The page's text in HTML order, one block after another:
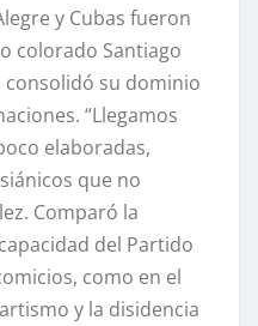
y Cubas fueron
colorado Santiago
consolidó su dominio
“Llegamos
elaboradas,
que no
Comparó la
del Partido
como en el
y la disidencia